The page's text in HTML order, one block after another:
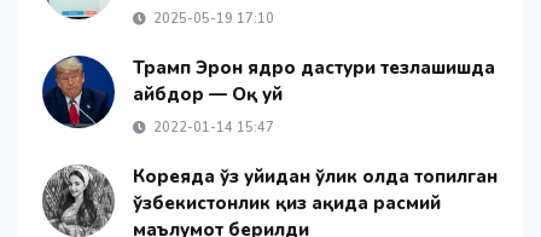
2025-05-19 17:10
Трамп Эрон ядро дастури тезлашишда
айбдор — Оқ уй
2022-01-14 15:47
Кореяда ўз уйидан ўлик ҳолда топилган
ўзбекистонлик қиз ҳақида расмий
маълумот берилди